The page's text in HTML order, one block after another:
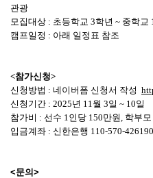
관광
모집대상 : 초등학교 3학년 ~ 중학교
캠프일정 : 아래 일정표 참조
<참가신청>
신청방법 : 네이버폼 신청서 작성
신청기간 : 2025년 11월 3일 ~ 10일
참가비 : 선수 1인당 150만원, 학부
입금계좌 : 신한은행 110-570-
<문의>